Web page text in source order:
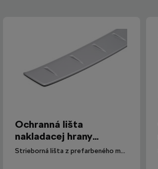
Ochranná lišta
nakladacej hrany
Octavia III Combi
Strieborná lišta z prefarbeného materiálu PMMA pre variant Octavia III Combi.